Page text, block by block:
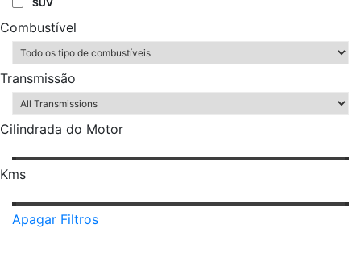
SUV
Combustível
Transmissão
Cilindrada do Motor
Kms
Apagar Filtros